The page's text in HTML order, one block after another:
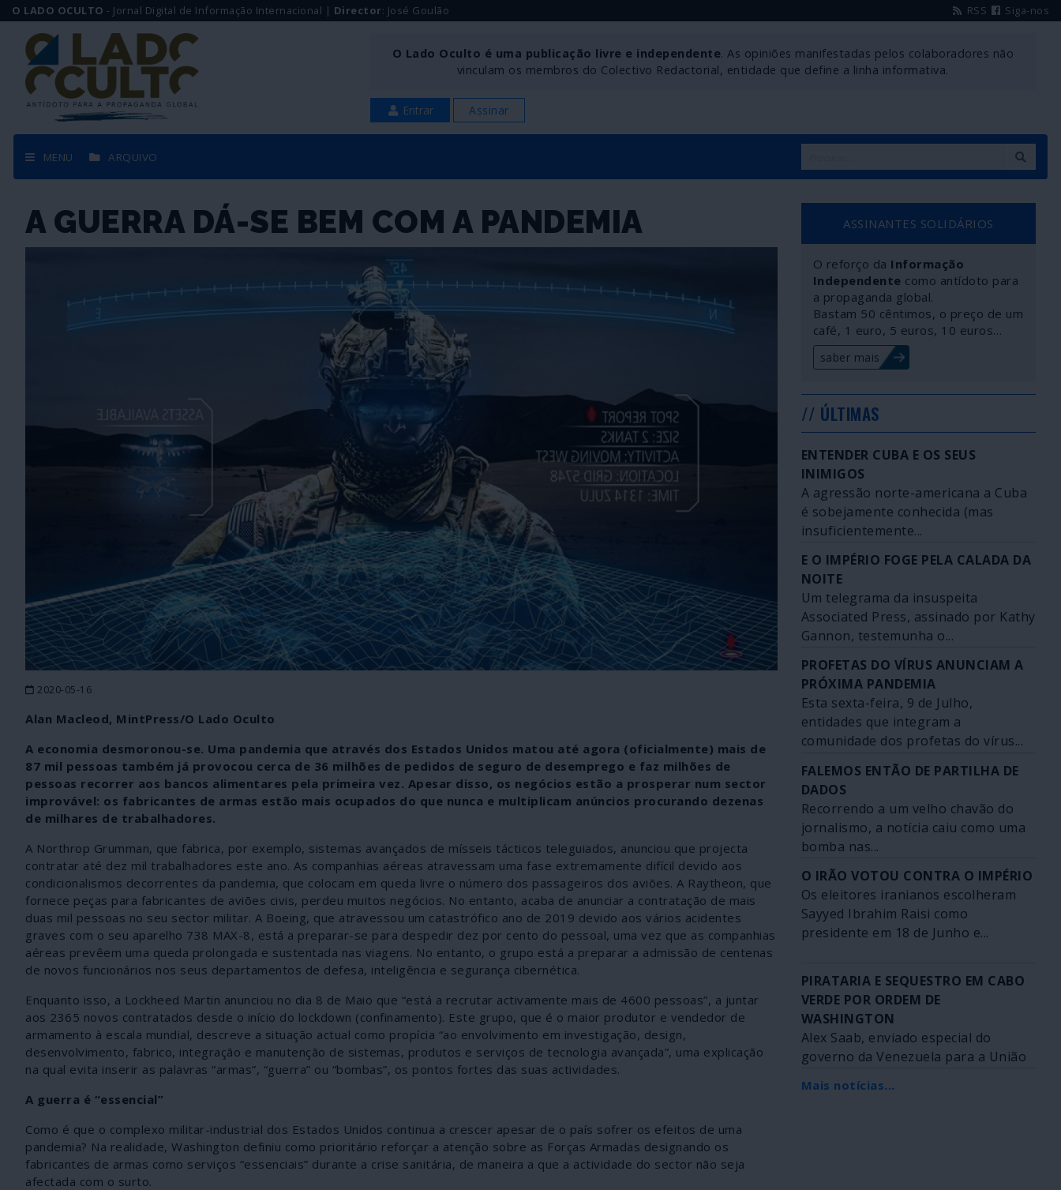
O LADO OCULTO - Jornal Digital de Informação Internacional | Director: José Goulão RSS Siga-nos
O Lado Oculto é uma publicação livre e independente. As opiniões manifestadas pelos colaboradores não
vinculam os membros do Colectivo Redactorial, entidade que define a linha informativa.
Entrar Assinar
MENU ARQUIVO
A GUERRA DÁ-SE BEM COM A PANDEMIA
2020-05-16
Alan Macleod, MintPress/O Lado Oculto
A economia desmoronou-se. Uma pandemia que através dos Estados Unidos matou até agora (oficialmente) mais de
87 mil pessoas também já provocou cerca de 36 milhões de pedidos de seguro de desemprego e faz milhões de
pessoas recorrer aos bancos alimentares pela primeira vez. Apesar disso, os negócios estão a prosperar num sector
improvável: os fabricantes de armas estão mais ocupados do que nunca e multiplicam anúncios procurando dezenas
de milhares de trabalhadores.
A Northrop Grumman, que fabrica, por exemplo, sistemas avançados de mísseis tácticos teleguiados, anunciou que projecta
contratar até dez mil trabalhadores este ano. As companhias aéreas atravessam uma fase extremamente difícil devido aos
condicionalismos decorrentes da pandemia, que colocam em queda livre o número dos passageiros dos aviões. A Raytheon, que
fornece peças para fabricantes de aviões civis, perdeu muitos negócios. No entanto, acaba de anunciar a contratação de mais
duas mil pessoas no seu sector militar. A Boeing, que atravessou um catastrófico ano de 2019 devido aos vários acidentes
graves com o seu aparelho 738 MAX-8, está a preparar-se para despedir dez por cento do pessoal, uma vez que as companhias
aéreas prevêem uma queda prolongada e sustentada nas viagens. No entanto, o grupo está a preparar a admissão de centenas
de novos funcionários nos seus departamentos de defesa, inteligência e segurança cibernética.
Enquanto isso, a Lockheed Martin anunciou no dia 8 de Maio que “está a recrutar activamente mais de 4600 pessoas”, a juntar
aos 2365 novos contratados desde o início do lockdown (confinamento). Este grupo, que é o maior produtor e vendedor de
armamento à escala mundial, descreve a situação actual como propícia “ao envolvimento em investigação, design,
desenvolvimento, fabrico, integração e manutenção de sistemas, produtos e serviços de tecnologia avançada”, uma explicação
na qual evita inserir as palavras “armas”, “guerra” ou “bombas”, os pontos fortes das suas actividades.
A guerra é “essencial”
Como é que o complexo militar-industrial dos Estados Unidos continua a crescer apesar de o país sofrer os efeitos de uma
pandemia? Na realidade, Washington definiu como prioritário reforçar a atenção sobre as Forças Armadas designando os
fabricantes de armas como serviços “essenciais” durante a crise sanitária, de maneira a que a actividade do sector não seja
afectada com o surto.
ASSINANTES SOLIDÁRIOS
O reforço da Informação
Independente como antídoto para
a propaganda global.
Bastam 50 cêntimos, o preço de um
café, 1 euro, 5 euros, 10 euros…
saber mais
// ÚLTIMAS
ENTENDER CUBA E OS SEUS
INIMIGOS
A agressão norte-americana a Cuba
é sobejamente conhecida (mas
insuficientemente...
E O IMPÉRIO FOGE PELA CALADA DA
NOITE
Um telegrama da insuspeita
Associated Press, assinado por Kathy
Gannon, testemunha o...
PROFETAS DO VÍRUS ANUNCIAM A
PRÓXIMA PANDEMIA
Esta sexta-feira, 9 de Julho,
entidades que integram a
comunidade dos profetas do vírus...
FALEMOS ENTÃO DE PARTILHA DE
DADOS
Recorrendo a um velho chavão do
jornalismo, a notícia caiu como uma
bomba nas...
O IRÃO VOTOU CONTRA O IMPÉRIO
Os eleitores iranianos escolheram
Sayyed Ibrahim Raisi como
presidente em 18 de Junho e...
PIRATARIA E SEQUESTRO EM CABO
VERDE POR ORDEM DE
WASHINGTON
Alex Saab, enviado especial do
governo da Venezuela para a União
Mais notícias...